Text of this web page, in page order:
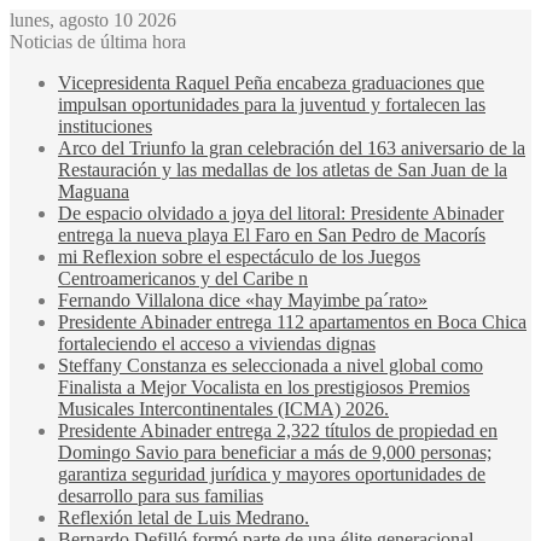
lunes, agosto 10 2026
Noticias de última hora
Vicepresidenta Raquel Peña encabeza graduaciones que
impulsan oportunidades para la juventud y fortalecen las
instituciones
Arco del Triunfo la gran celebración del 163 aniversario de la
Restauración y las medallas de los atletas de San Juan de la
Maguana
De espacio olvidado a joya del litoral: Presidente Abinader
entrega la nueva playa El Faro en San Pedro de Macorís
mi Reflexion sobre el espectáculo de los Juegos
Centroamericanos y del Caribe n
Fernando Villalona dice «hay Mayimbe pa´rato»
Presidente Abinader entrega 112 apartamentos en Boca Chica
fortaleciendo el acceso a viviendas dignas
Steffany Constanza es seleccionada a nivel global como
Finalista a Mejor Vocalista en los prestigiosos Premios
Musicales Intercontinentales (ICMA) 2026.
Presidente Abinader entrega 2,322 títulos de propiedad en
Domingo Savio para beneficiar a más de 9,000 personas;
garantiza seguridad jurídica y mayores oportunidades de
desarrollo para sus familias
Reflexión letal de Luis Medrano.